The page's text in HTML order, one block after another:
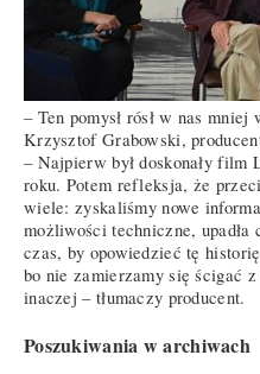
– Ten pomysł rósł w nas
Krzysztof Grabowski,
– Najpierw był doskonały film
roku. Potem refleksja, że
wiele: zyskaliśmy nowe
możliwości techniczne, upadła
czas, by opowiedzieć tę
bo nie zamierzamy się ścigać
inaczej – tłumaczy producent.
Poszukiwania w archiwach